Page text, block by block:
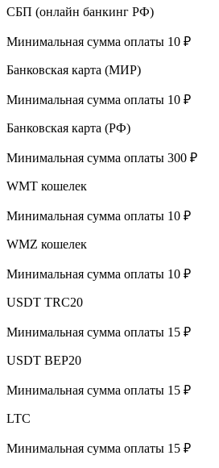
СБП (онлайн банкинг РФ)
Минимальная сумма оплаты 10 ₽
Банковская карта (МИР)
Минимальная сумма оплаты 10 ₽
Банковская карта (РФ)
Минимальная сумма оплаты 300 ₽
WMT кошелек
Минимальная сумма оплаты 10 ₽
WMZ кошелек
Минимальная сумма оплаты 10 ₽
USDT TRC20
Минимальная сумма оплаты 15 ₽
USDT BEP20
Минимальная сумма оплаты 15 ₽
LTC
Минимальная сумма оплаты 15 ₽